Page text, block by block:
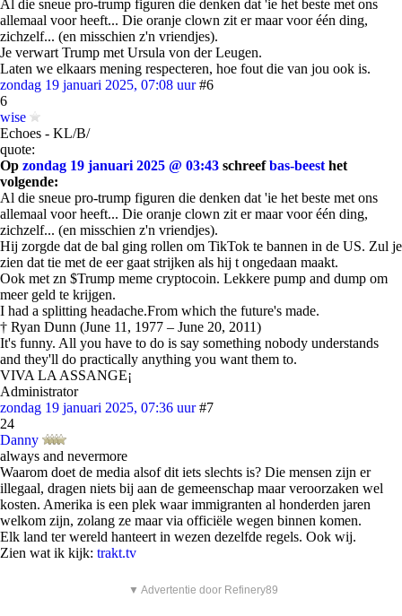
Al die sneue pro-trump figuren die denken dat 'ie het beste met ons
allemaal voor heeft... Die oranje clown zit er maar voor één ding,
zichzelf... (en misschien z'n vriendjes).
Je verwart Trump met Ursula von der Leugen.
Laten we elkaars mening respecteren, hoe fout die van jou ook is.
zondag 19 januari 2025, 07:08 uur #6
6
wise
Echoes - KL/B/
quote:
Op zondag 19 januari 2025 @ 03:43 schreefbas-beest het
volgende:
Al die sneue pro-trump figuren die denken dat 'ie het beste met ons
allemaal voor heeft... Die oranje clown zit er maar voor één ding,
zichzelf... (en misschien z'n vriendjes).
Hij zorgde dat de bal ging rollen om TikTok te bannen in de US. Zul je
zien dat tie met de eer gaat strijken als hij t ongedaan maakt.
Ook met zn $Trump meme cryptocoin. Lekkere pump and dump om
meer geld te krijgen.
I had a splitting headache.From which the future's made.
† Ryan Dunn (June 11, 1977 – June 20, 2011)
It's funny. All you have to do is say something nobody understands
and they'll do practically anything you want them to.
VIVA LA ASSANGE¡
Administrator
zondag 19 januari 2025, 07:36 uur #7
24
Danny
always and nevermore
Waarom doet de media alsof dit iets slechts is? Die mensen zijn er
illegaal, dragen niets bij aan de gemeenschap maar veroorzaken wel
kosten. Amerika is een plek waar immigranten al honderden jaren
welkom zijn, zolang ze maar via officiële wegen binnen komen.
Elk land ter wereld hanteert in wezen dezelfde regels. Ook wij.
Zien wat ik kijk: trakt.tv
▼ Advertentie door Refinery89